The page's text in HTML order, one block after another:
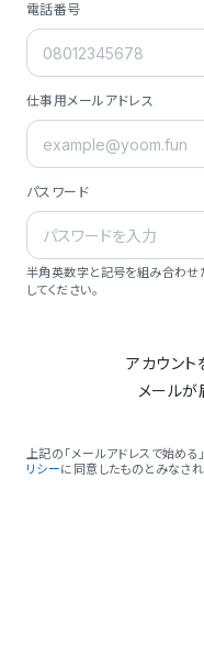
電話番号
仕事用メールアドレス
パスワード
半角英数字と記号を組み合わせ
してください。
アカウント
メール
上記の「メールアドレスで始める
リシーに同意したものとみなされ